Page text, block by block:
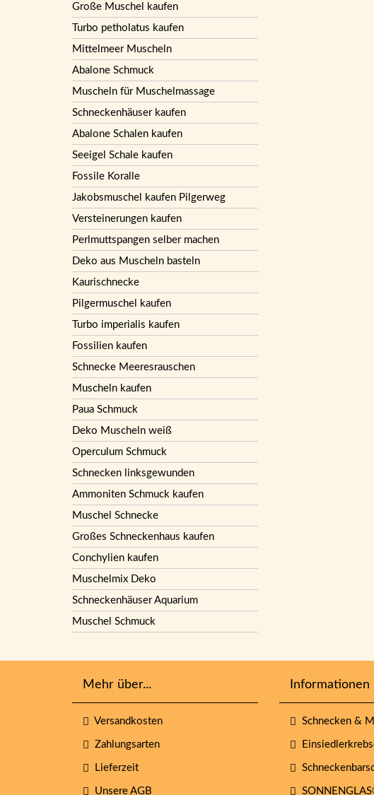
Große Muschel kaufen
Turbo petholatus kaufen
Mittelmeer Muscheln
Abalone Schmuck
Muscheln für Muschelmassage
Schneckenhäuser kaufen
Abalone Schalen kaufen
Seeigel Schale kaufen
Fossile Koralle
Jakobsmuschel kaufen Pilgerweg
Versteinerungen kaufen
Perlmuttspangen selber machen
Deko aus Muscheln basteln
Kaurischnecke
Pilgermuschel kaufen
Turbo imperialis kaufen
Fossilien kaufen
Schnecke Meeresrauschen
Muscheln kaufen
Paua Schmuck
Deko Muscheln weiß
Operculum Schmuck
Schnecken linksgewunden
Ammoniten Schmuck kaufen
Muschel Schnecke
Großes Schneckenhaus kaufen
Conchylien kaufen
Muschelmix Deko
Schneckenhäuser Aquarium
Muschel Schmuck
Mehr über...
Versandkosten
Zahlungsarten
Lieferzeit
Unsere AGB
Informationen
Schnecken &